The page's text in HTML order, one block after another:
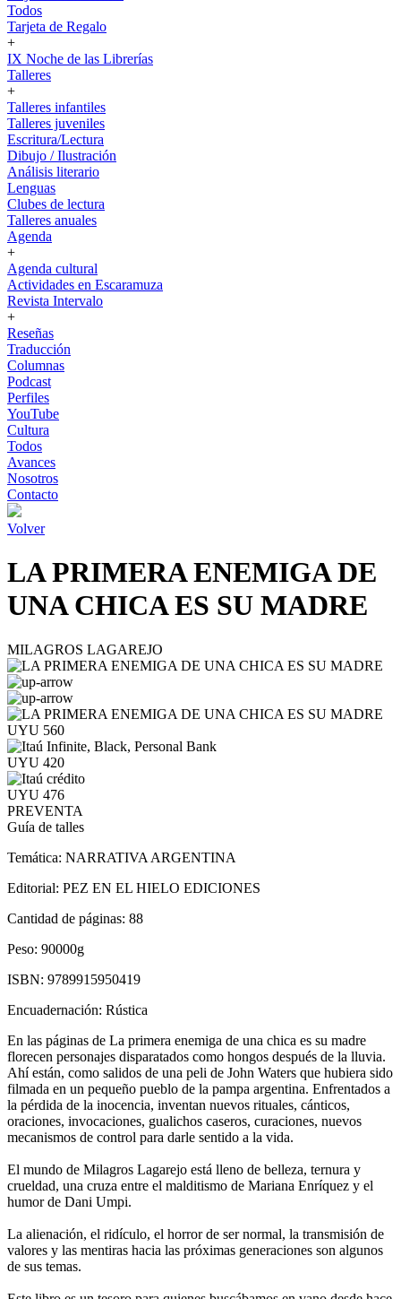
Todos
Tarjeta de Regalo
+
IX Noche de las Librerías
Talleres
+
Talleres infantiles
Talleres juveniles
Escritura/Lectura
Dibujo / Ilustración
Análisis literario
Lenguas
Clubes de lectura
Talleres anuales
Agenda
+
Agenda cultural
Actividades en Escaramuza
Revista Intervalo
+
Reseñas
Traducción
Columnas
Podcast
Perfiles
YouTube
Cultura
Todos
Avances
Nosotros
Contacto
Volver
LA PRIMERA ENEMIGA DE
UNA CHICA ES SU MADRE
MILAGROS LAGAREJO
UYU 560
UYU 420
UYU 476
PREVENTA
Guía de talles
Temática: NARRATIVA ARGENTINA
Editorial: PEZ EN EL HIELO EDICIONES
Cantidad de páginas: 88
Peso: 90000g
ISBN: 9789915950419
Encuadernación: Rústica
En las páginas de La primera enemiga de una chica es su madre
florecen personajes disparatados como hongos después de la lluvia.
Ahí están, como salidos de una peli de John Waters que hubiera sido
filmada en un pequeño pueblo de la pampa argentina. Enfrentados a
la pérdida de la inocencia, inventan nuevos rituales, cánticos,
oraciones, invocaciones, gualichos caseros, curaciones, nuevos
mecanismos de control para darle sentido a la vida.
El mundo de Milagros Lagarejo está lleno de belleza, ternura y
crueldad, una cruza entre el malditismo de Mariana Enríquez y el
humor de Dani Umpi.
La alienación, el ridículo, el horror de ser normal, la transmisión de
valores y las mentiras hacia las próximas generaciones son algunos
de sus temas.